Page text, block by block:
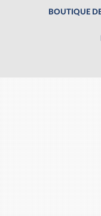
BOUTIQUE